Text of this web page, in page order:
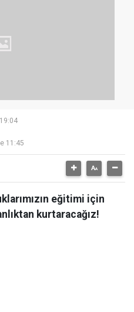
11:45
eğitimi için
kurtaracağız!